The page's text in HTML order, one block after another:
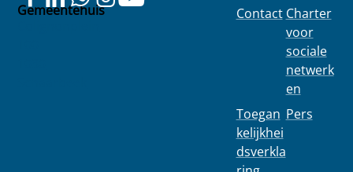
Gemeentehuis
Contact
Toegan
kelijkhei
dsverkla
Charter
voor
sociale
netwerk
en
Pers